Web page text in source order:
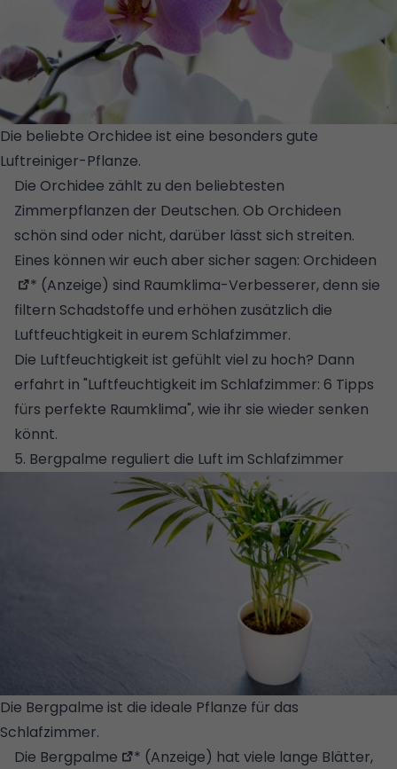
Die beliebte Orchidee ist eine besonders gute
Luftreiniger-Pflanze.
Die Orchidee zählt zu den beliebtesten
Zimmerpflanzen der Deutschen. Ob Orchideen
schön sind oder nicht, darüber lässt sich streiten.
Eines können wir euch aber sicher sagen: Orchideen
* (Anzeige) sind Raumklima-Verbesserer, denn sie
filtern Schadstoffe und erhöhen zusätzlich die
Luftfeuchtigkeit in eurem Schlafzimmer.
Die Luftfeuchtigkeit ist gefühlt viel zu hoch? Dann
erfahrt in "Luftfeuchtigkeit im Schlafzimmer: 6 Tipps
fürs perfekte Raumklima", wie ihr sie wieder senken
könnt.
5. Bergpalme reguliert die Luft im Schlafzimmer
Die Bergpalme ist die ideale Pflanze für das
Schlafzimmer.
Die Bergpalme
* (Anzeige) hat viele lange Blätter,